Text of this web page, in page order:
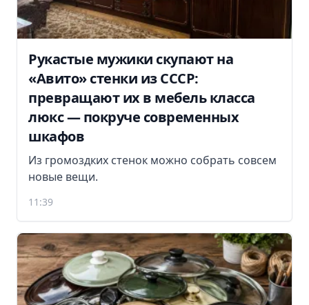
Рукастые мужики скупают на
«Авито» стенки из СССР:
превращают их в мебель класса
люкс — покруче современных
шкафов
Из громоздких стенок можно собрать совсем
новые вещи.
11:39